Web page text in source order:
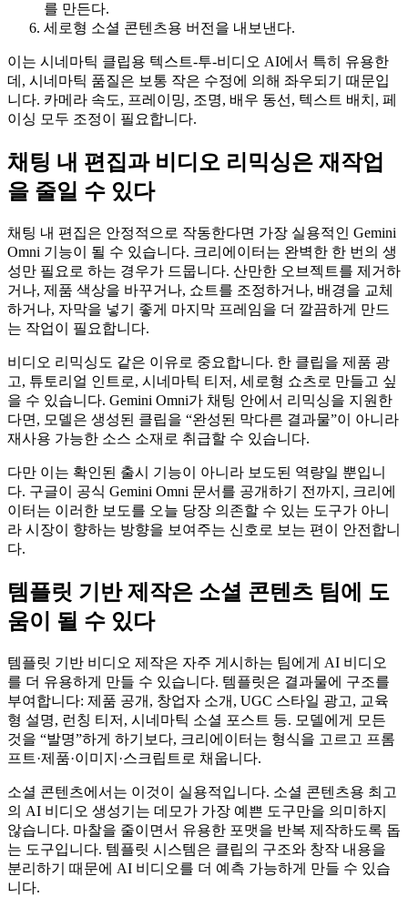
를 만든다.
세로형 소셜 콘텐츠용 버전을 내보낸다.
이는 시네마틱 클립용 텍스트-투-비디오 AI에서 특히 유용한
데, 시네마틱 품질은 보통 작은 수정에 의해 좌우되기 때문입
니다. 카메라 속도, 프레이밍, 조명, 배우 동선, 텍스트 배치, 페
이싱 모두 조정이 필요합니다.
채팅 내 편집과 비디오 리믹싱은 재작업
을 줄일 수 있다
채팅 내 편집은 안정적으로 작동한다면 가장 실용적인 Gemini
Omni 기능이 될 수 있습니다. 크리에이터는 완벽한 한 번의 생
성만 필요로 하는 경우가 드뭅니다. 산만한 오브젝트를 제거하
거나, 제품 색상을 바꾸거나, 쇼트를 조정하거나, 배경을 교체
하거나, 자막을 넣기 좋게 마지막 프레임을 더 깔끔하게 만드
는 작업이 필요합니다.
비디오 리믹싱도 같은 이유로 중요합니다. 한 클립을 제품 광
고, 튜토리얼 인트로, 시네마틱 티저, 세로형 쇼츠로 만들고 싶
을 수 있습니다. Gemini Omni가 채팅 안에서 리믹싱을 지원한
다면, 모델은 생성된 클립을 “완성된 막다른 결과물”이 아니라
재사용 가능한 소스 소재로 취급할 수 있습니다.
다만 이는 확인된 출시 기능이 아니라 보도된 역량일 뿐입니
다. 구글이 공식 Gemini Omni 문서를 공개하기 전까지, 크리에
이터는 이러한 보도를 오늘 당장 의존할 수 있는 도구가 아니
라 시장이 향하는 방향을 보여주는 신호로 보는 편이 안전합니
다.
템플릿 기반 제작은 소셜 콘텐츠 팀에 도
움이 될 수 있다
템플릿 기반 비디오 제작은 자주 게시하는 팀에게 AI 비디오
를 더 유용하게 만들 수 있습니다. 템플릿은 결과물에 구조를
부여합니다: 제품 공개, 창업자 소개, UGC 스타일 광고, 교육
형 설명, 런칭 티저, 시네마틱 소셜 포스트 등. 모델에게 모든
것을 “발명”하게 하기보다, 크리에이터는 형식을 고르고 프롬
프트·제품·이미지·스크립트로 채웁니다.
소셜 콘텐츠에서는 이것이 실용적입니다. 소셜 콘텐츠용 최고
의 AI 비디오 생성기는 데모가 가장 예쁜 도구만을 의미하지
않습니다. 마찰을 줄이면서 유용한 포맷을 반복 제작하도록 돕
는 도구입니다. 템플릿 시스템은 클립의 구조와 창작 내용을
분리하기 때문에 AI 비디오를 더 예측 가능하게 만들 수 있습
니다.